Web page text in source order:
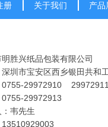
册 关于我们 产品
胜兴纸品包装有限公司
圳市宝安区西乡银田共和
0755-29972910
0755-29972913
韦先生
13510929003